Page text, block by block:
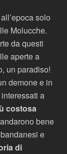
solo
Molucche.
da questi
aperte a
un paradiso!
demone e in
a
costosa
bene
e
di